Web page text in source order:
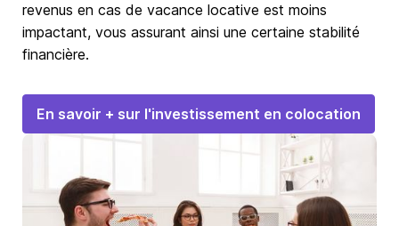
revenus en cas de vacance locative est moins
impactant, vous assurant ainsi une certaine stabilité
financière.
En savoir + sur l'investissement en colocation